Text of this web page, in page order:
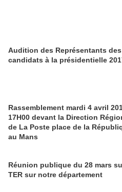
Audition des Représentants des
candidats à la présidentielle
Rassemblement mardi 4 avril
17H00 devant la Direction
de La Poste place de la
au Mans
Réunion publique du 28 mars
TER sur notre département